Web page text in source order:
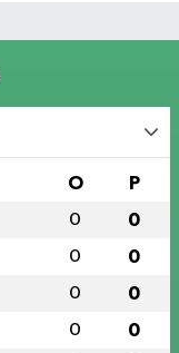
O P
0 0
0 0
0 0
0 0